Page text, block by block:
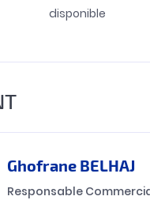
disponible
Ghofrane BELHAJ
Responsable